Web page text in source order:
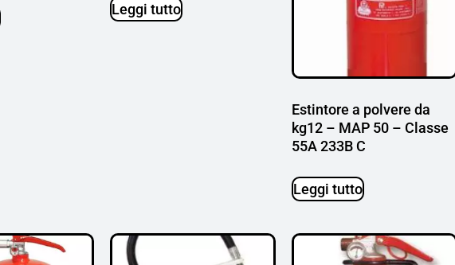
Leggi tutto
Estintore a polvere da
kg12 – MAP 50 – Classe
55A 233B C
Leggi tutto